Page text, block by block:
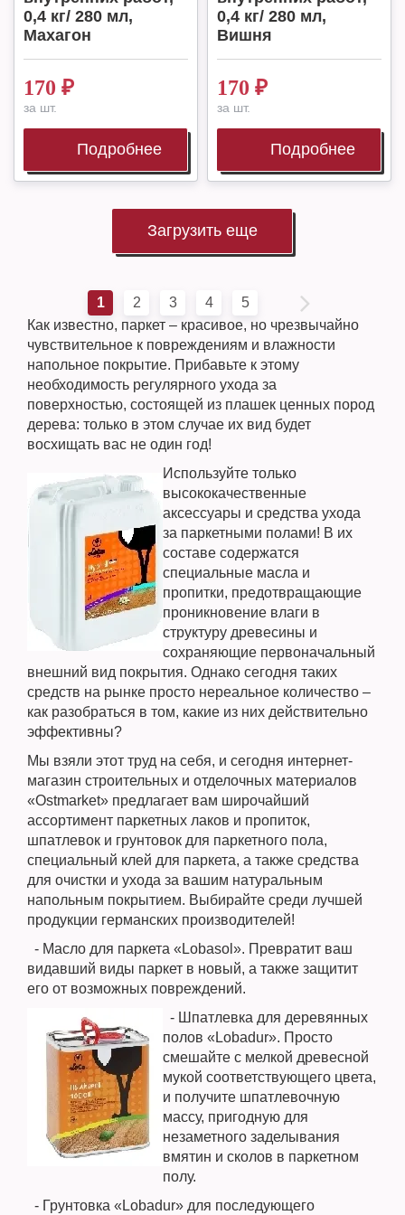
0,4 кг/ 280 мл,
Махагон
170 ₽
за шт.
Подробнее
0,4 кг/ 280 мл,
Вишня
170 ₽
за шт.
Подробнее
Загрузить еще
1 2 3 4
5
Как известно, паркет – красивое, но чрезвычайно
чувствительное к повреждениям и влажности
напольное покрытие. Прибавьте к этому
необходимость регулярного ухода за
поверхностью, состоящей из плашек ценных пород
дерева: только в этом случае их вид будет
восхищать вас не один год!
Используйте только
высококачественные
аксессуары и средства ухода
за паркетными полами! В их
составе содержатся
специальные масла и
пропитки, предотвращающие
проникновение влаги в
структуру древесины и
сохраняющие первоначальный
внешний вид покрытия. Однако сегодня таких
средств на рынке просто нереальное количество –
как разобраться в том, какие из них действительно
эффективны?
Мы взяли этот труд на себя, и сегодня интернет-
магазин строительных и отделочных материалов
«Ostmarket» предлагает вам широчайший
ассортимент паркетных лаков и пропиток,
шпатлевок и грунтовок для паркетного пола,
специальный клей для паркета, а также средства
для очистки и ухода за вашим натуральным
напольным покрытием. Выбирайте среди лучшей
продукции германских производителей!
- Масло для паркета «Lobasol». Превратит ваш
видавший виды паркет в новый, а также защитит
его от возможных повреждений.
- Шпатлевка для деревянных
полов «Lobadur». Просто
смешайте с мелкой древесной
мукой соответствующего цвета,
и получите шпатлевочную
массу, пригодную для
незаметного заделывания
вмятин и сколов в паркетном
полу.
- Грунтовка «Lobadur» для последующего